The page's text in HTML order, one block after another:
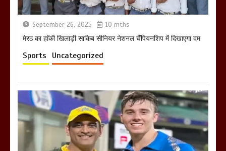
होलिका रखने पर लात मार कर होलिका को किया
तहस नहस,मोहल्ले वालों के साथ की गई गाली
खराबा,
September 26, 2025 10 mths
मेरठ का हाॅकी खिलाड़ी साकिब सीनियर नेशनल चैंपियनशिप में दिखाएगा दम
Sports Uncategorized